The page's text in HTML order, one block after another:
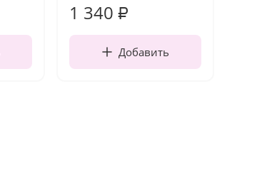
1 340 ₽
Добавить